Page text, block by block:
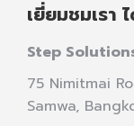
เยี่ยมชมเรา
Step
75 Nimitmai
Samwa,